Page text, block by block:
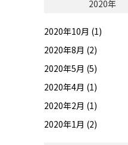
2020年
2020年10月 (1)
2020年8月 (2)
2020年5月 (5)
2020年4月 (1)
2020年2月 (1)
2020年1月 (2)